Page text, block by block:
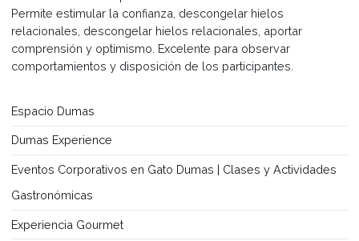
desfrutando de una buena comida, sin imaginar que
parte de un grupo que debe cumplir una misión. Es una
experiencia grupal donde los invitados protagonistas
Alentando un trato más informal entre los participantes
cocina, la experiencia promueve un nivel de relaciones
ese momento insospechado.
Permite estimular la confianza, descongelar hielos
comprensión y optimismo. Excelente para observar